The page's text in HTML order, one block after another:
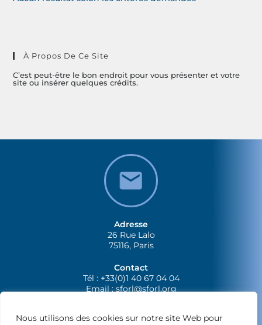
Nous utilisons des cookies sur notre site Web pour
À Propos De Ce Site
C’est peut-être le bon endroit pour vous présenter et votre
site ou insérer quelques crédits.
Adresse
26 Rue Lalo
75116, Paris
Contact
Tél : +33(0)1 40 67 04 04
Email :sforl@sforl.org